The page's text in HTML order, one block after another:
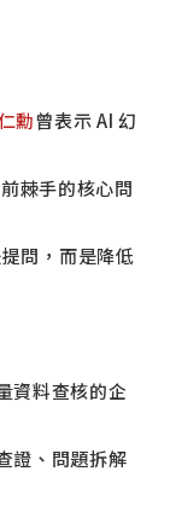
勳曾表示 AI 幻
棘手的核心問
問，而是降低
資料查核的企
證、問題拆解